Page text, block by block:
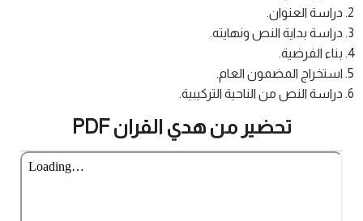
دراسة العنوان.
دراسة بداية النص ونهايته.
بناء الفرضية.
استخراج المضمون العام.
دراسة النص من الناحية التركيبية.
تحضير من هدي القران PDF